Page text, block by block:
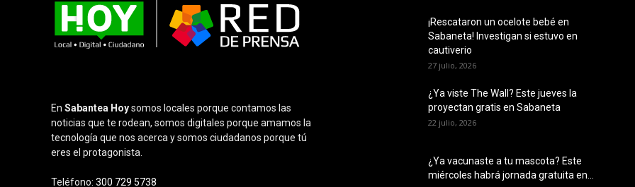
En Sabantea Hoysomos locales porque contamos las
noticias que te rodean, somos digitales porque amamos la
tecnología que nos acerca y somos ciudadanos porque tú
eres el protagonista.
Teléfono: 300 729 5738
¡Rescataron un ocelote bebé en
Sabaneta! Investigan si estuvo en
cautiverio
27 julio, 2026
¿Ya viste The Wall? Este jueves la
proyectan gratis en Sabaneta
22 julio, 2026
¿Ya vacunaste a tu mascota? Este
miércoles habrá jornada gratuita en...